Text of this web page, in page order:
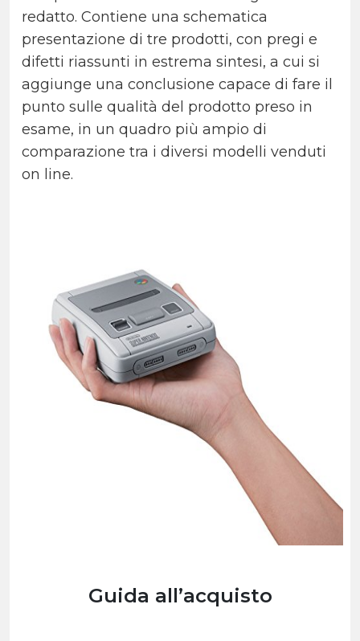
redatto. Contiene una schematica
presentazione di tre prodotti, con pregi e
difetti riassunti in estrema sintesi, a cui si
aggiunge una conclusione capace di fare il
punto sulle qualità del prodotto preso in
esame, in un quadro più ampio di
comparazione tra i diversi modelli venduti
on line.
Guida all’acquisto